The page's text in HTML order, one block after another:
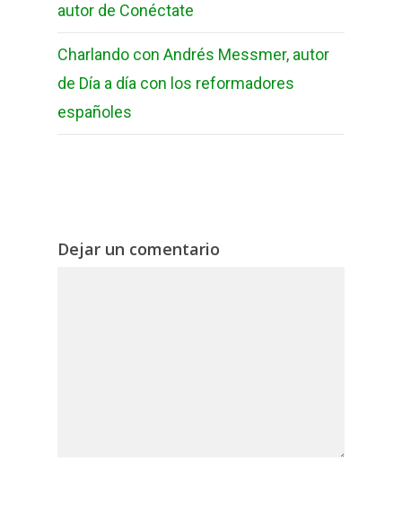
autor de Conéctate
Charlando con Andrés Messmer, autor
de Día a día con los reformadores
españoles
Dejar un comentario